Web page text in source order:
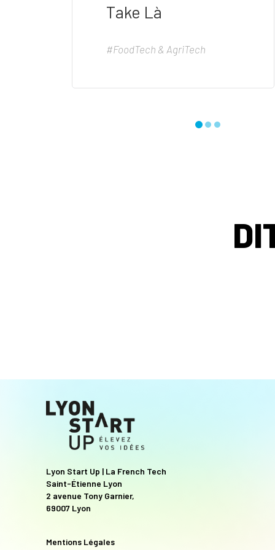
Take Là
#FoodTech & AgriTech
Lyon Start Up | La French Tech
Saint-Étienne Lyon
2 avenue Tony Garnier,
69007 Lyon
Mentions Légales